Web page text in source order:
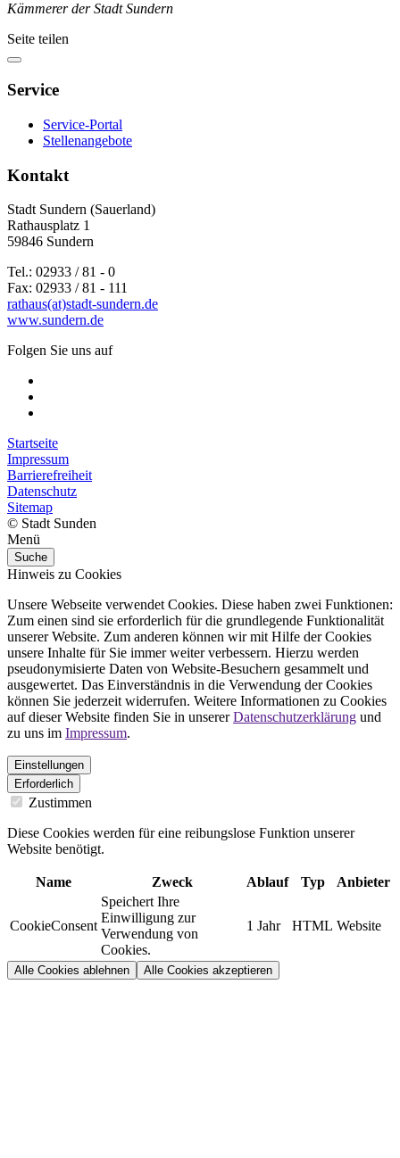
Kämmerer der Stadt Sundern
Seite teilen
Service
Service-Portal
Stellenangebote
Kontakt
Stadt Sundern (Sauerland)
Rathausplatz 1
59846 Sundern
Tel.: 02933 / 81 - 0
Fax: 02933 / 81 - 111
rathaus(at)stadt-sundern.de
www.sundern.de
Folgen Sie uns auf
Startseite
Impressum
Barrierefreiheit
Datenschutz
Sitemap
© Stadt Sunden
Menü
Suche
Hinweis zu Cookies
Unsere Webseite verwendet Cookies. Diese haben zwei Funktionen:
Zum einen sind sie erforderlich für die grundlegende Funktionalität
unserer Website. Zum anderen können wir mit Hilfe der Cookies
unsere Inhalte für Sie immer weiter verbessern. Hierzu werden
pseudonymisierte Daten von Website-Besuchern gesammelt und
ausgewertet. Das Einverständnis in die Verwendung der Cookies
können Sie jederzeit widerrufen. Weitere Informationen zu Cookies
auf dieser Website finden Sie in unsererDatenschutzerklärung und
zu uns im Impressum.
Einstellungen
Erforderlich
Zustimmen
Diese Cookies werden für eine reibungslose Funktion unserer
Website benötigt.
Name Zweck Ablauf Typ Anbieter
CookieConsent
Speichert Ihre
Einwilligung zur
Verwendung von
Cookies.
1 Jahr HTML Website
Alle Cookies ablehnen Alle Cookies akzeptieren